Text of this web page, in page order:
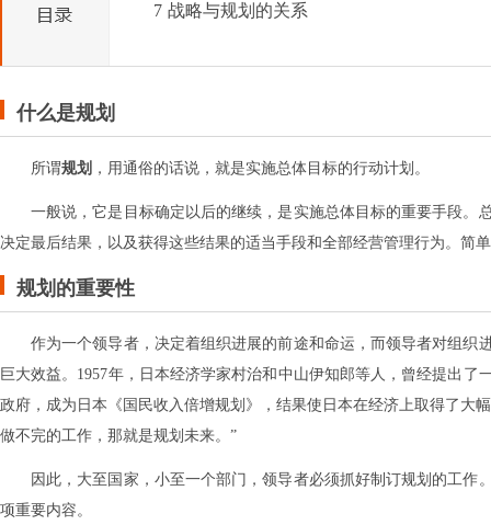
7 战略与规划的关系
什么是规划
所谓规划 ，用通俗的话说，就是实施总体目标的行动计划。
一般说，它是目标确定以后的继续，是实施总体目标的重要手段
决定最后结果，以及获得这些结果的适当手段和全部经营管理行为。简
规划的重要性
作为一个领导者，决定着组织进展的前途和命运，而领导者对组
巨大效益。1957年，日本经济学家村治和中山伊知郎等人，曾经提出
政府，成为日本《国民收入倍增规划》，结果使日本在经济上取得了大
做不完的工作，那就是规划未来。”
因此，大至国家，小至一个部门，领导者必须抓好制订规划的工
项重要内容。